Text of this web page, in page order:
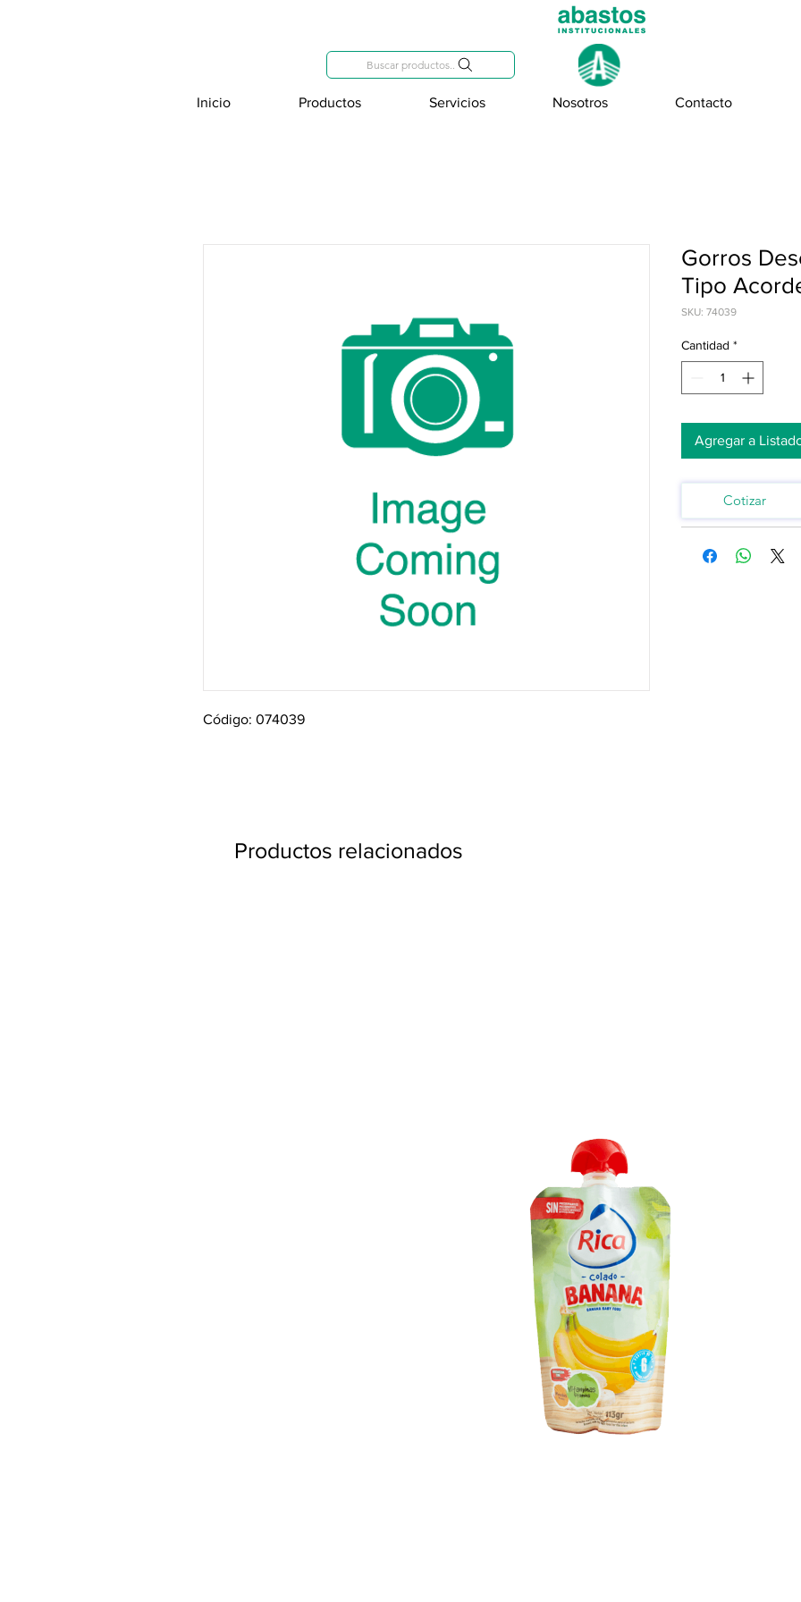
Buscar productos..
Inicio Productos Servicios Nosotros Contacto
Código: 074039
Gorros
Tipo
SKU: 74039
Cantidad *
Agregar a
Cotizar
Productos relacionados